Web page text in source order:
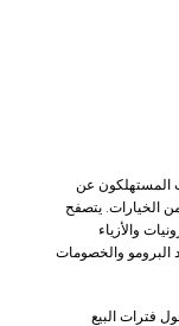
المستهلكون عن
الخيارات. يتصفح
والأزياء
البرومو والخصومات
فترات البيع